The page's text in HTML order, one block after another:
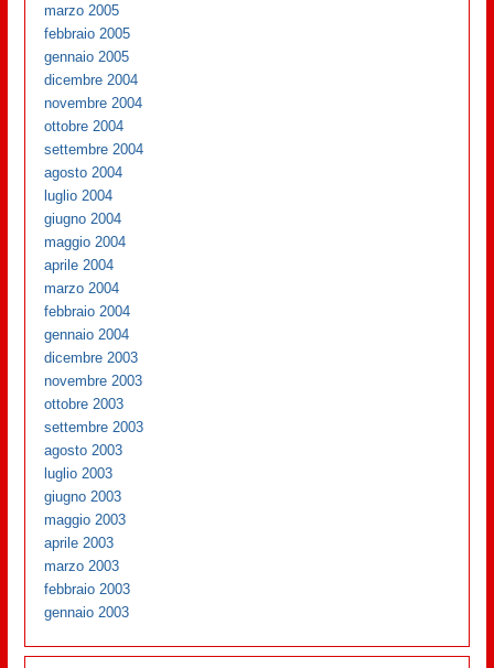
marzo 2005
febbraio 2005
gennaio 2005
dicembre 2004
novembre 2004
ottobre 2004
settembre 2004
agosto 2004
luglio 2004
giugno 2004
maggio 2004
aprile 2004
marzo 2004
febbraio 2004
gennaio 2004
dicembre 2003
novembre 2003
ottobre 2003
settembre 2003
agosto 2003
luglio 2003
giugno 2003
maggio 2003
aprile 2003
marzo 2003
febbraio 2003
gennaio 2003